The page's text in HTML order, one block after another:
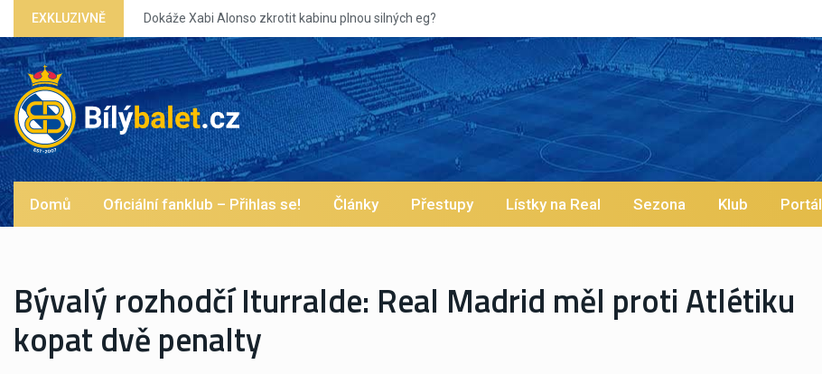
EXKLUZIVNĚ
Dokáže Xabi Alonso zkrotit kabinu plnou silných eg?
Domů Oficiální fanklub – Přihlas se! Články Přestupy Lístky na Real Sezona Klub Portál
Bývalý rozhodčí Iturralde: Real Madrid měl proti Atlétiku
kopat dvě penalty